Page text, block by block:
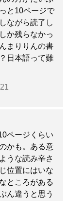
と10ページで
ながら読了し
か残らなかっ
まりりんの書
日本語って難
ページくらい
かも。ある意
うな読み辛さ
位置にはいな
ところがある
ん違うと思う